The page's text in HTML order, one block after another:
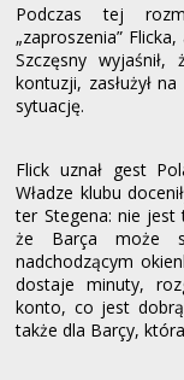
Podczas tej
„zaproszenia”
Szczęsny
kontuzji, zasłużył
sytuację.
Flick uznał gest
Władze klubu
ter Stegena: nie
że Barça może
nadchodzącym
dostaje minuty,
konto, co jest
także dla Barçy,